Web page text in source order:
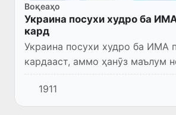
Воқеаҳо
Украина посухи худро ба
кард
Украина посухи худро ба ИМА
кардааст, аммо ҳанӯз маълум
ба ин ҳуҷҷат чӣ пешниҳод ё
намудааст.
1911